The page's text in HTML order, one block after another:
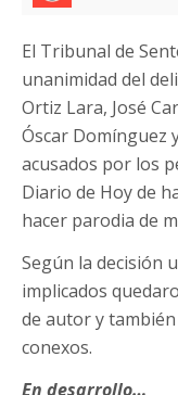
El Tribunal de
unanimidad del
Ortiz Lara, José
Óscar Domínguez
acusados por los
Diario de Hoy de
hacer parodia de
Según la decisión
implicados
de autor y
conexos.
En desarrollo…